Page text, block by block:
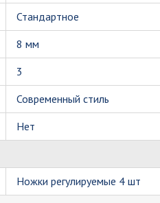
Стандартное
8 мм
3
Современный стиль
Нет
Ножки регулируемые 4 шт